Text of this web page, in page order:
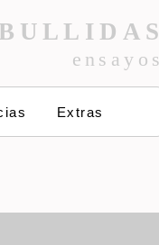
ensayos
Extras